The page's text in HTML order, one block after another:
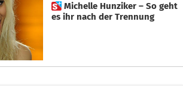
 Michelle Hunziker – So geht
es ihr nach der Trennung